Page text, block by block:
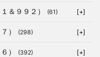
＆９９２） (61) [+]
） (298) [+]
） (392) [+]